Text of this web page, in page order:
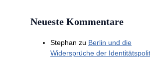
Neueste Kommentare
Stephan zu Berlin und die
Widersprüche der